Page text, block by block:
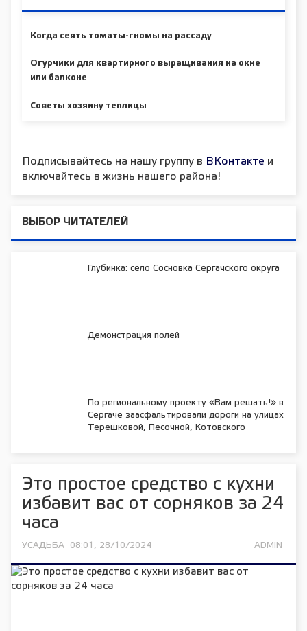
Когда сеять томаты-гномы на рассаду
Огурчики для квартирного выращивания на окне
или балконе
Советы хозяину теплицы
Подписывайтесь на нашу группу в ВКонтакте и
включайтесь в жизнь нашего района!
ВЫБОР ЧИТАТЕЛЕЙ
Глубинка: село Сосновка Сергачского округа
Демонстрация полей
По региональному проекту «Вам решать!» в
Сергаче заасфальтировали дороги на улицах
Терешковой, Песочной, Котовского
Это простое средство с кухни
избавит вас от сорняков за 24
часа
УСАДЬБА 08:01, 28/10/2024 ADMIN